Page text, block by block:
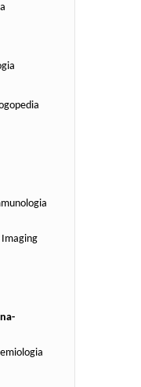
Imaging